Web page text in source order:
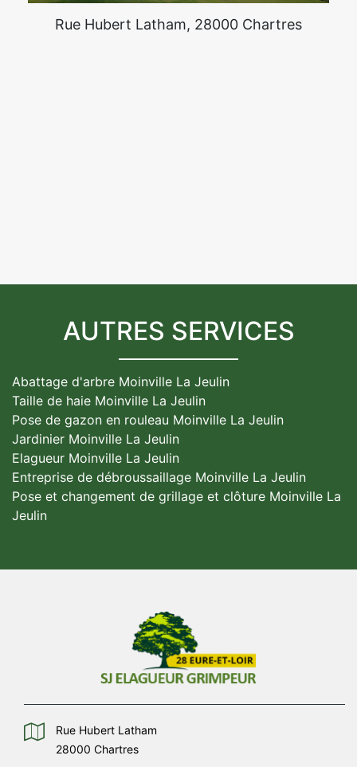
Rue Hubert Latham, 28000 Chartres
AUTRES SERVICES
Abattage d'arbre Moinville La Jeulin
Taille de haie Moinville La Jeulin
Pose de gazon en rouleau Moinville La Jeulin
Jardinier Moinville La Jeulin
Elagueur Moinville La Jeulin
Entreprise de débroussaillage Moinville La Jeulin
Pose et changement de grillage et clôture Moinville La
Jeulin
Rue Hubert Latham
28000 Chartres